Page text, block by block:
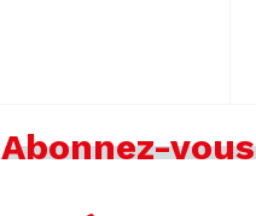
Abonnez-vous